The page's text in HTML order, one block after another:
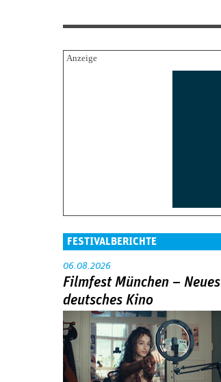
FESTIVALBERICHTE
06.08.2026
Filmfest München – Neues
deutsches Kino